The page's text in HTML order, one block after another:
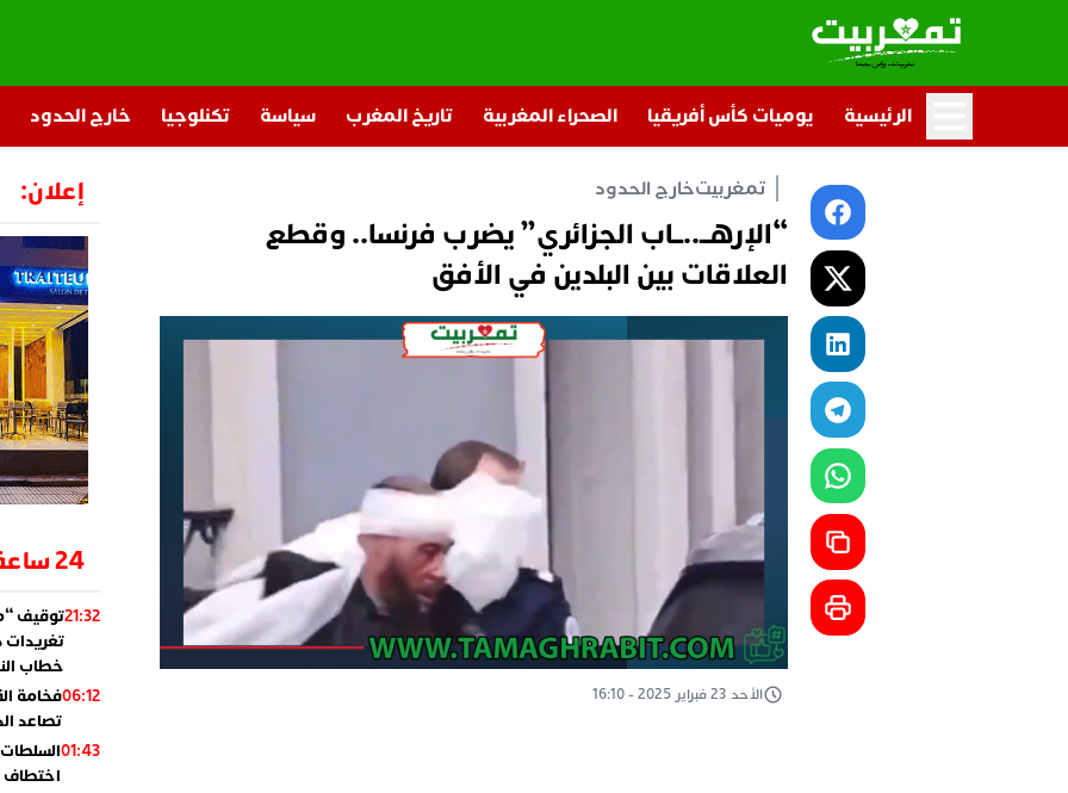
الرئيسية يوميات كأس أفريقيا الصحراء المغربية تاريخ المغرب سياسة تكنلوجيا خارج الحدود
تمغربيتخارج الحدود
“الإرهــ..ــاب الجزائري” يضرب فرنسا.. وقطع
العلاقات بين البلدين في الأفق
الأحد 23 فبراير 2025 - 16:10
إعلان:
24 ساعة
21:32توقيف
خطاب
06:12فخامة
تصاعد
01:43
اختطاف